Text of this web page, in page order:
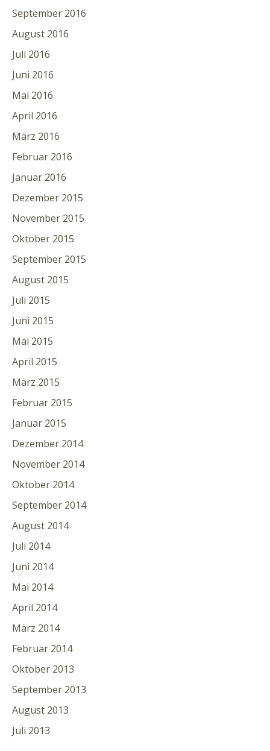
September 2016
August 2016
Juli 2016
Juni 2016
Mai 2016
April 2016
März 2016
Februar 2016
Januar 2016
Dezember 2015
November 2015
Oktober 2015
September 2015
August 2015
Juli 2015
Juni 2015
Mai 2015
April 2015
März 2015
Februar 2015
Januar 2015
Dezember 2014
November 2014
Oktober 2014
September 2014
August 2014
Juli 2014
Juni 2014
Mai 2014
April 2014
März 2014
Februar 2014
Oktober 2013
September 2013
August 2013
Juli 2013